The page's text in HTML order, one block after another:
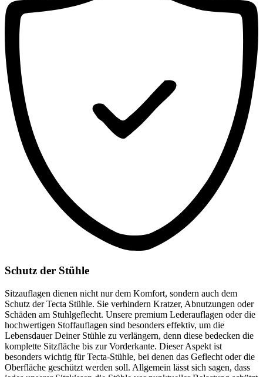
Schutz der Stühle
Sitzauflagen dienen nicht nur dem Komfort, sondern auch dem
Schutz der Tecta Stühle. Sie verhindern Kratzer, Abnutzungen oder
Schäden am Stuhlgeflecht. Unsere premium Lederauflagen oder die
hochwertigen Stoffauflagen sind besonders effektiv, um die
Lebensdauer Deiner Stühle zu verlängern, denn diese bedecken die
komplette Sitzfläche bis zur Vorderkante. Dieser Aspekt ist
besonders wichtig für Tecta-Stühle, bei denen das Geflecht oder die
Oberfläche geschützt werden soll. Allgemein lässt sich sagen, dass